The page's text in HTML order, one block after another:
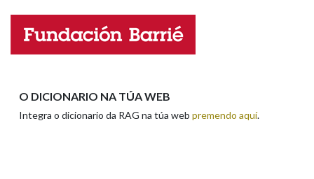
Nome
O DICIONARIO NA TÚA WEB
Integra o dicionario da RAG na túa web premendo aquí.